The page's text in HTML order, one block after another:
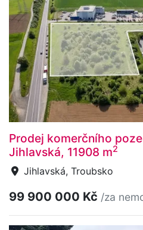
Prodej komerčního
Jihlavská, 11908 m2
Jihlavská, Troubsko
99 900 000 Kč /za